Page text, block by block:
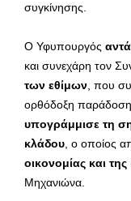
συγκίνησης.
Ο Υφυπουργός
και συνεχάρη τον
των εθίμων , που
ορθόδοξη παράδοση
υπογράμμισε τη
κλάδου , ο οποίος
οικονομίας και
Μηχανιώνα.